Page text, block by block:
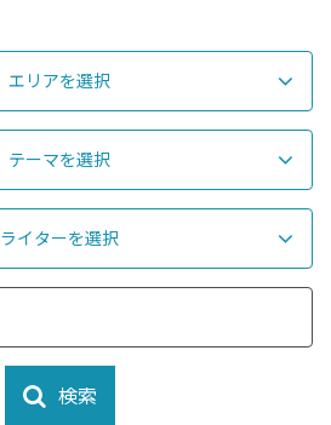
エリアを選択
テーマを選択
ライターを選択
検索